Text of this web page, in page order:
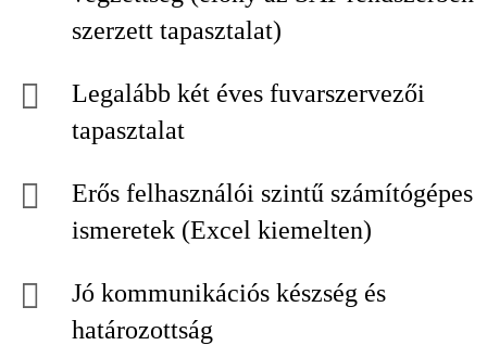
szerzett tapasztalat)
Legalább két éves fuvarszervezői
tapasztalat
Erős felhasználói szintű számítógépes
ismeretek (Excel kiemelten)
Jó kommunikációs készség és
határozottság